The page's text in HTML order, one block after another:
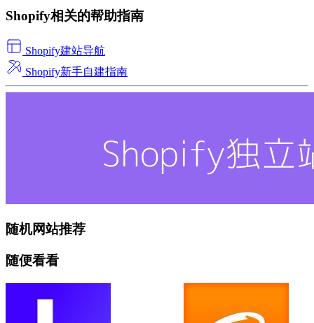
Shopify相关的帮助指南
Shopify建站导航
Shopify新手自建指南
随机网站推荐
随便看看